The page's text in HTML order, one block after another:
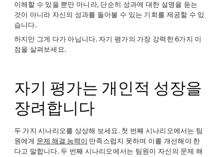
이해할 수 있을 뿐만 아니라, 단순히 성과에 대한 설명을 듣는
것이 아니라 자신의 성과를 돌아볼 수 있는 기회를 제공할 수 있
습니다.
하지만 그게 다가 아닙니다. 자기 평가의 가장 강력한 6가지 이
점을 살펴보세요.
자기 평가는 개인적 성장을
장려합니다
두 가지 시나리오를 상상해 보세요. 첫 번째 시나리오에서는 팀
원에게 문제 해결 능력이 만족스럽지 못하며 이를 개선해야 한
다고 말합니다. 두 번째 시나리오에서는 팀원이 자신의 문제 해